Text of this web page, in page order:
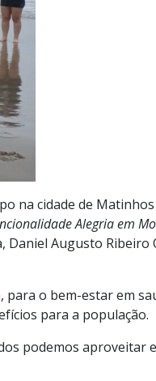
na cidade de Matinhos
Alegria em
Daniel Augusto Ribeiro
o bem-estar em
para a população.
podemos aproveitar